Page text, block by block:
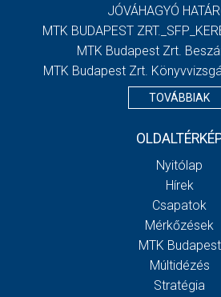
JÓVÁHAGYÓ
MTK BUDAPEST
MTK Budapest Zrt.
MTK Budapest Zrt.
TOVÁBBIAK
Nyitólap
Hírek
Csapatok
Mérkőzések
MTK Budapest
Múltidézés
Stratégia